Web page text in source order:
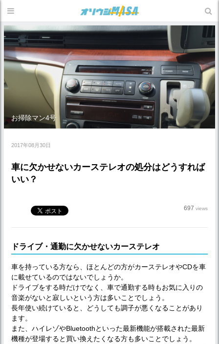
お掃除マン4号
2017年08月30日
車に欠かせないカーステレオの処分はどうすれば
いい？
697 views
ドライブ・通勤に欠かせないカーステレオ
車を持っている方なら、ほとんどの方がカーステレオやCDを車
に載せているのではないでしょうか。
ドライブをする時だけでなく、車で通勤する時もお気に入りの
音楽がないと寂しいという方は多いことでしょう。
長年使い続けていると、どうしても調子が悪くなることがあり
ます。
また、ハイレゾやBluetoothといった最新機能が搭載された最新
機種が登場すると買い換えたくなる方も多いことでしょう。